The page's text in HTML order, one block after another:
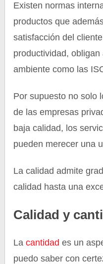
Existen normas
productos que
satisfacción del
productividad,
ambiente como las
Por supuesto no solo
de las empresas
baja calidad, los
pueden merecer una
La calidad admite
calidad hasta una
Calidad y
Lacantidad es un
puedo saber con